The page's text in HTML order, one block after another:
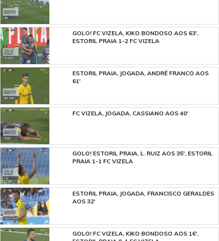
GOLO! FC VIZELA, KIKO BONDOSO AOS 63',
ESTORIL PRAIA 1-2 FC VIZELA
ESTORIL PRAIA, JOGADA, ANDRÉ FRANCO AOS
61'
FC VIZELA, JOGADA, CASSIANO AOS 40'
GOLO! ESTORIL PRAIA, L. RUIZ AOS 35', ESTORIL
PRAIA 1-1 FC VIZELA
ESTORIL PRAIA, JOGADA, FRANCISCO GERALDES
AOS 32'
GOLO! FC VIZELA, KIKO BONDOSO AOS 16',